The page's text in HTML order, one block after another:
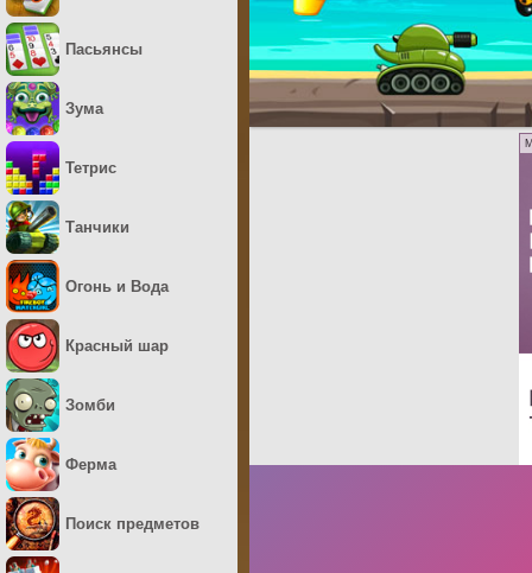
Пасьянсы
Зума
Тетрис
Танчики
Огонь и Вода
Красный шар
Зомби
Ферма
Поиск предметов